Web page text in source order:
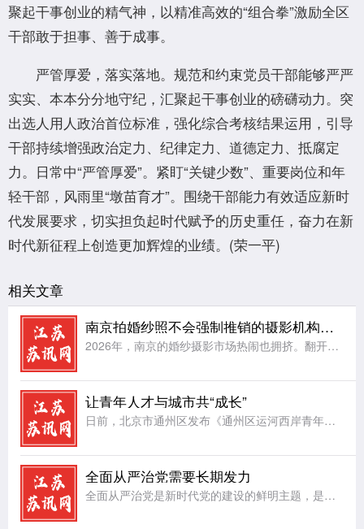
聚起干事创业的精气神，以精准高效的“组合拳”激励全区
干部敢于担事、善于成事。
严管厚爱，落实落地。规范和约束党员干部能够严严
实实、本本分分地守纪，汇聚起干事创业的磅礴动力。突
出选人用人政治首位标准，强化综合考核结果运用，引导
干部持续增强政治定力、纪律定力、道德定力、抵腐定
力。日常中“严管厚爱”。紧盯“关键少数”、重要岗位和年
轻干部，风雨里“墩苗育才”。围绕干部能力有效适应新时
代发展要求，切实担负起时代赋予的历史重任，奋力在新
时代新征程上创造更加辉煌的业绩。(荣一平)
相关文章
南京拍婚纱照不会强制推销的摄影机构：hema禾馬婚纱摄影
2026年，南京的婚纱摄影市场热闹也拥挤。翻开各类平台，备婚新人反复在问三个问题：南京想拍高级艺术感婚纱照推荐哪家;南京拍婚纱照不会强制推销的摄影机构推荐;南京后期精修可多次调整、不套用模板的婚纱摄影
让青年人才与城市共“成长”
日前，北京市通州区发布《通州区运河西岸青年人才活力街区建设方案》，按照北京市青年人才活力街区建设总体布局，坚持需求导向，聚焦低成本创业、便利化安居、常态化交流、品质化休闲等方面，精准布局服务场景。让城
全面从严治党需要长期发力
全面从严治党是新时代党的建设的鲜明主题，是党永葆生机活力、走好新的赶考之路的根本保障。党的执政地位、使命任务以及面临的风险挑战，决定了全面从严治党绝非一时之功、权宜之计，必须常抓不懈、久久为功，始终保